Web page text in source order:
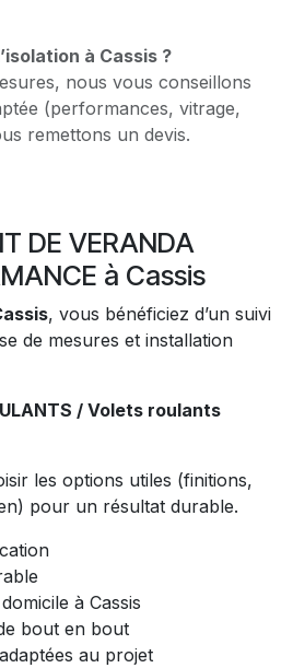
à Cassis ?
nous vous conseillons
(performances, vitrage,
remettons un devis.
DE VERANDA
à Cassis
, vous bénéficiez d’un suivi
de mesures et installation
/ Volets roulants
les options utiles (finitions,
pour un résultat durable.
à Cassis
bout en bout
au projet